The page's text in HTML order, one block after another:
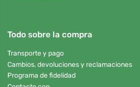
Todo sobre la compra
Transporte y pago
Cambios, devoluciones y reclamaciones
Programa de fidelidad